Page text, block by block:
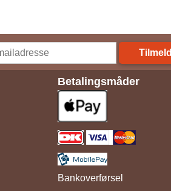
Tilmeld
Betalingsmåder
Bankoverførsel